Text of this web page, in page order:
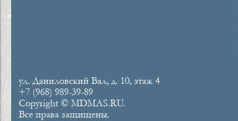
ул. Даниловский Вал, д. 10, этаж 4
+7 (968) 989-39-89
Copyright © MDMAS.RU.
Все права защищены.